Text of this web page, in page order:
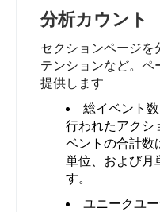
分析カウント
セクションページを
テンションなど。ペ
提供します
総イベント
行われたアクシ
ベントの合計数
単位、および月
す。
ユニークユ